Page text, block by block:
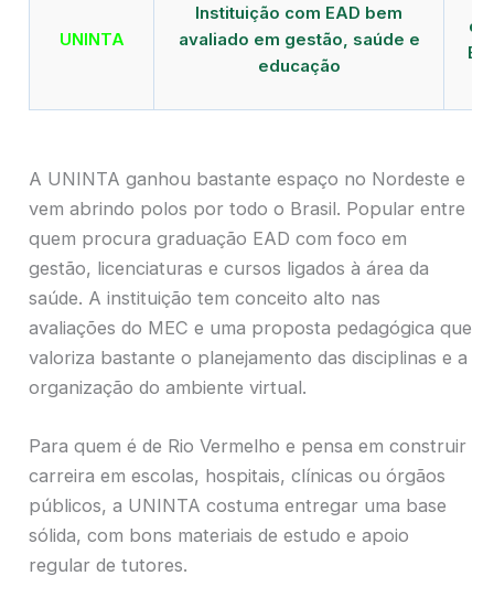
UNINTA
Instituição com EAD bem
avaliado em gestão, saúde e
educação
A UNINTA ganhou bastante espaço no Nordeste e
vem abrindo polos por todo o Brasil. Popular entre
quem procura graduação EAD com foco em
gestão, licenciaturas e cursos ligados à área da
saúde. A instituição tem conceito alto nas
avaliações do MEC e uma proposta pedagógica que
valoriza bastante o planejamento das disciplinas e a
organização do ambiente virtual.
Para quem é de Rio Vermelho e pensa em construir
carreira em escolas, hospitais, clínicas ou órgãos
públicos, a UNINTA costuma entregar uma base
sólida, com bons materiais de estudo e apoio
regular de tutores.